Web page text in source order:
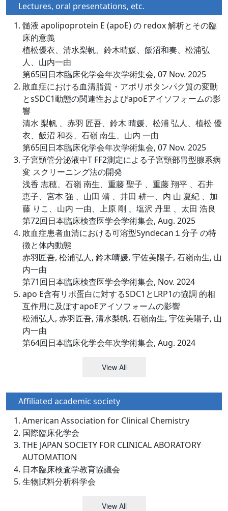
Lectures, oral presentations, etc.
髄液 apolipoprotein E (apoE) の redox 解析とその臨
床的意義
植松優衣、清水梨帆、鈴木晴媛、飯沼和奏、松浦弘
人、山内一由
第65回日本臨床化学会年次学術集会, 07 Nov. 2025
敗血症における血清脂質・アポリポタンパク質の変動
とsSDC1動態の関連性およびapoEアイソフォームの影
響
清水 梨帆 、赤羽 匠吾、鈴木 晴媛、松浦 弘人、植松 優
衣、飯沼 和奏、石嶺 南生、山内 一由
第65回日本臨床化学会年次学術集会, 07 Nov. 2025
子宮頸管分泌液中T FF2測定による子宮頸部胃型腺系病
変 スクリーニング法の開発
浅香 志穂、石嶺 南生、重藤 聖子 、重藤 翔平 、石井
恵子、宮本 強 、山田 靖 、井田 耕一、内 山 夏紀 、加
藤 りこ、山内 一由、上原 剛 、塩沢 丹里 、太田 浩良
第72回日本臨床検査医学会学術集会, Aug. 2025
敗血症患者血清における可溶型Syndecan１分子 の特
徴と体内動態
赤羽匠吾, 松浦弘人, 鈴木晴媛, 宇佐美陽子, 石嶺南生, 山
内一由
第71回日本臨床検査医学会学術集会, Nov. 2024
apo E含有リポ蛋白に対するSDC1とLRP1の協調 的相
互作用に及ぼすapoEアイソフォームの影響
松浦弘人, 赤羽匠吾, 清水梨帆, 石嶺南生, 宇佐美陽子, 山
内一由
第64回日本臨床化学会年次学術集会, Aug. 2024
View All
Affiliated academic society
American Association for Clinical Chemistry
国際臨床化学会
THE JAPAN SOCIETY FOR CLINICAL ABORATORY
AUTOMATION
日本臨床検査学教育協議会
生物試料分析科学会
View All